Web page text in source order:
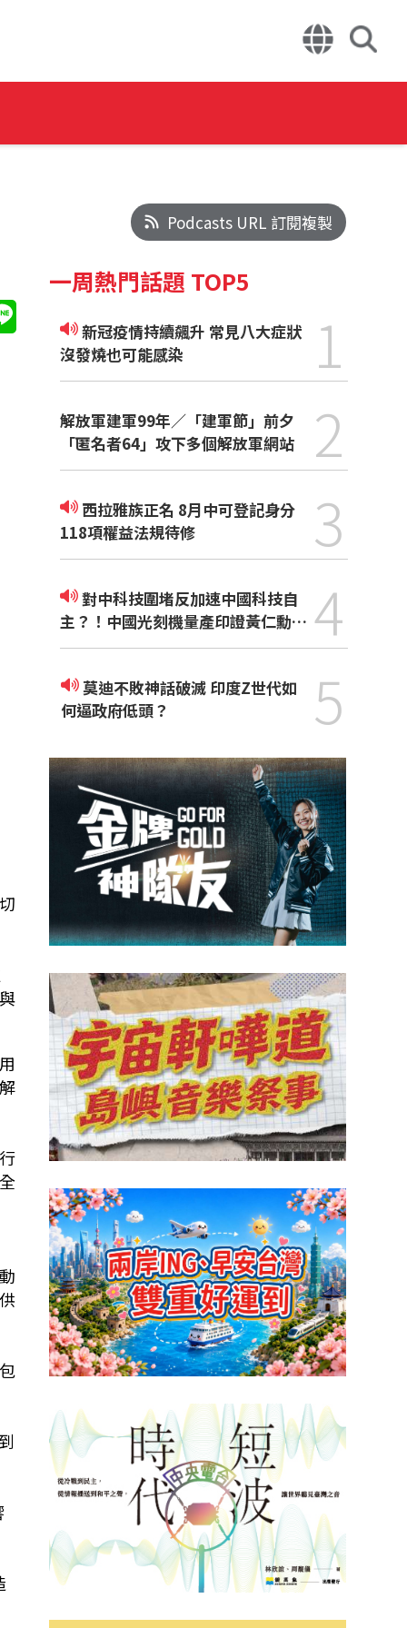
Podcasts URL 訂閱複製
一周熱門話題 TOP5
新冠疫情持續飆升 常見八大症狀
沒發燒也可能感染
1
解放軍建軍99年／「建軍節」前夕
「匿名者64」攻下多個解放軍網站
2
118項權益法規待修
3
對中科技圍堵反加速中國科技自
主？！中國光刻機量產印證黃仁勳觀
點
4
莫迪不敗神話破滅 印度Z世代如
何逼政府低頭？
5